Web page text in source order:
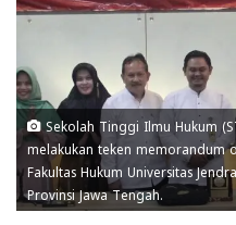
Sekolah Tinggi Ilmu Hukum
melakukan teken memorandum
Fakultas Hukum Universitas
Provinsi Jawa Tengah.